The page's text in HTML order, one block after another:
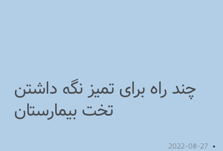
چند راه برای تمیز نگه داشتن
تخت بیمارستان
2022-08-27